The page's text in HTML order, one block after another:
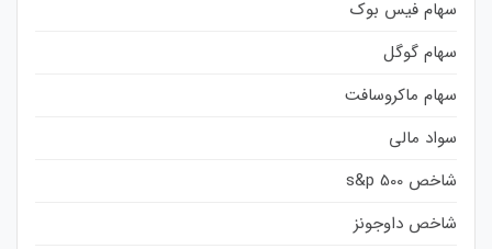
سهام فیس بوک
سهام گوگل
سهام ماکروسافت
سواد مالی
شاخص s&p 500
شاخص داوجونز